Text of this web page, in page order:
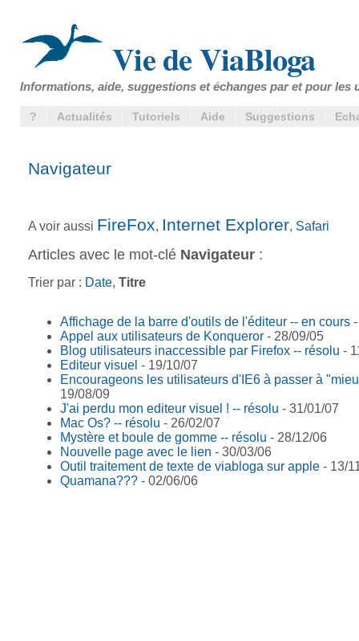
Vie de ViaBloga
Informations, aide, suggestions et échanges par et pour les
? Actualités Tutoriels Aide Suggestions
Navigateur
A voir aussi FireFox, Internet Explorer, Safari
Articles avec le mot-clé Navigateur :
Trier par : Date, Titre
Affichage de la barre d'outils de l'éditeur -- en cours
Appel aux utilisateurs de Konqueror - 28/09/05
Blog utilisateurs inaccessible par Firefox -- résolu -
Editeur visuel - 19/10/07
Encourageons les utilisateurs d'IE6 à passer à
19/08/09
J'ai perdu mon editeur visuel ! -- résolu - 31/01/07
Mac Os? -- résolu - 26/02/07
Mystère et boule de gomme -- résolu - 28/12/06
Nouvelle page avec le lien - 30/03/06
Outil traitement de texte de viabloga sur apple - 13/
Quamana??? - 02/06/06